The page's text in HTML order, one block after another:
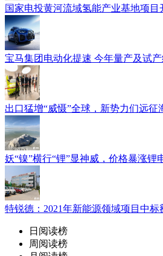
国家电投黄河流域氢能产业基地项目
宝马集团电动化提速 今年量产及试
出口猛增“威慑”全球，新势力们远征
妖“镍”横行“锂”显神威，价格暴涨锂
特锐德：2021年新能源领域项目中标
日阅读榜
周阅读榜